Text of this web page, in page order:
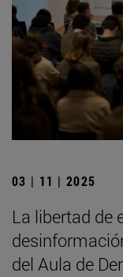
03 | 11 | 2025
La libertad de
del Aula de